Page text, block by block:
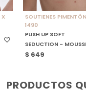
X
SOUTIENES
1490
PUSH UP SOFT
SEDUCTION -
$ 649
PRODUCTOS